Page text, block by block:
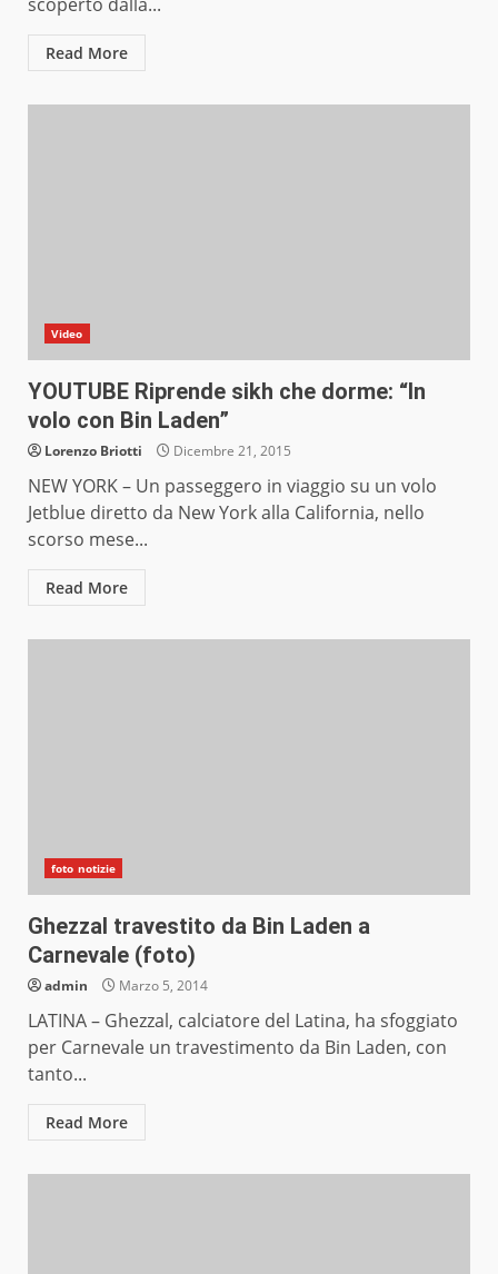
Read More
Video
YOUTUBE Riprende sikh che dorme: “In
volo con Bin Laden”
Lorenzo Briotti Dicembre 21, 2015
NEW YORK – Un passeggero in viaggio su un volo
Jetblue diretto da New York alla California, nello
scorso mese...
Read More
foto notizie
Ghezzal travestito da Bin Laden a
Carnevale (foto)
admin Marzo 5, 2014
LATINA – Ghezzal, calciatore del Latina, ha sfoggiato
per Carnevale un travestimento da Bin Laden, con
tanto...
Read More